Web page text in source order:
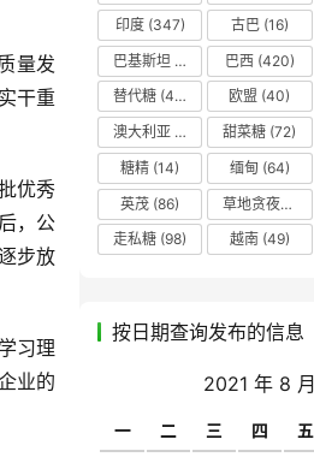
量发
干重
优秀
，公
步放
习理
业的
印度(347) 古巴(16)
巴基斯坦
巴西(420)
替代糖 (48) 欧盟 (40)
澳大利亚
甜菜糖 (72)
糖精 (14) 缅甸 (64)
英茂 (86) 草地贪夜蛾
走私糖 (98) 越南(49)
按日期查询发布的信息
2021 年 8 月
一 二 三 四 五